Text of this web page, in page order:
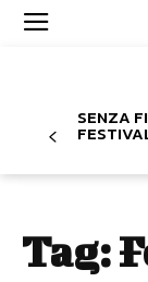
SENZA
Tag: